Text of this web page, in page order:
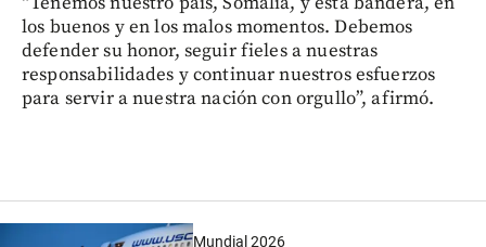
los buenos y en los malos momentos. Debemos
defender su honor, seguir fieles a nuestras
responsabilidades y continuar nuestros esfuerzos
para servir a nuestra nación con orgullo”, afirmó.
Mundial 2026